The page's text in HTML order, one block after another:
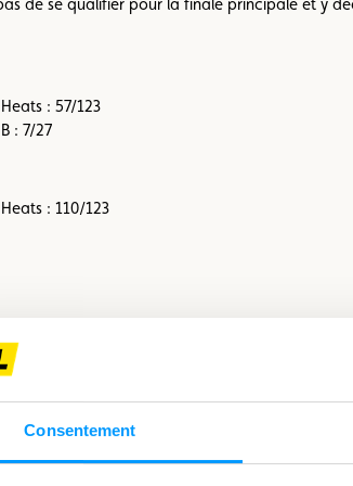
Consentement
: 57/123
: 7/27
: 110/123